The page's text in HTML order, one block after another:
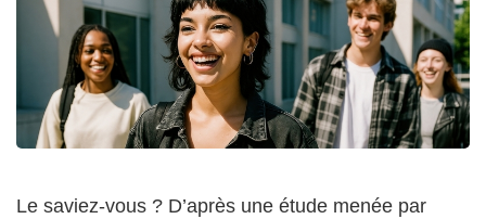
Le saviez-vous ? D’après une étude menée par